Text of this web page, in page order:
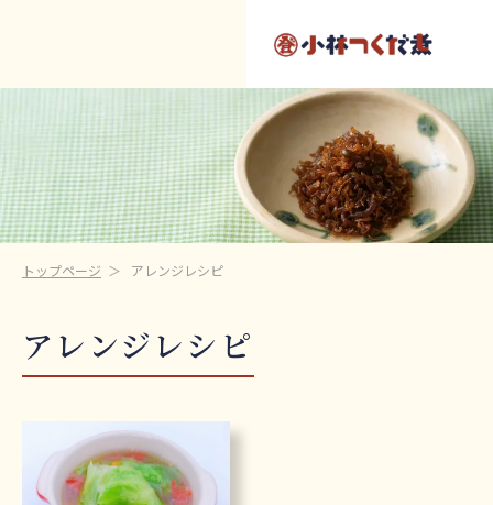
トップページ アレンジレシピ
アレンジレシピ